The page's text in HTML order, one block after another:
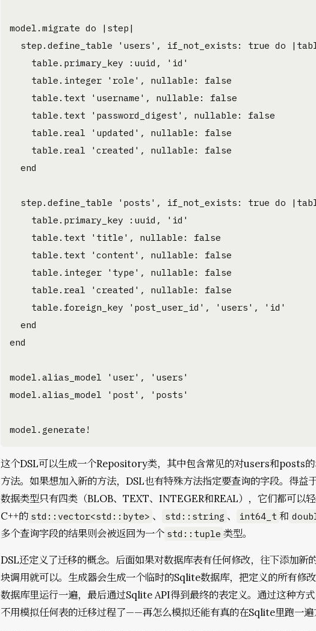
model.migrate do |step|
step.define_table 'users', if_not_exists: true do
    table.primary_key :uuid, 'id'
    table.integer 'role', nullable: false
    table.text 'username', nullable: false
    table.text 'password_digest', nullable: false
    table.real 'updated', nullable: false
    table.real 'created', nullable: false
  end
step.define_table 'posts', if_not_exists: true do
    table.primary_key :uuid, 'id'
    table.text 'title', nullable: false
    table.text 'content', nullable: false
    table.integer 'type', nullable: false
    table.real 'created', nullable: false
    table.foreign_key 'post_user_id', 'users', 'id'
  end
end
model.alias_model 'user', 'users'
model.alias_model 'post', 'posts'
model.generate!
这个DSL可以生成一个Repository类，其中包含常见的对users和posts
方法。如果想加入新的方法，DSL也有特殊方法指定要查询的字段。得益
数据类型只有四类（BLOB、TEXT、INTEGER和REAL），它们都可以
C++的 std::vector<std::byte> 、 std::string 、 int64_t 和
多个查询字段的结果则会被返回为一个 std::tuple 类型。
DSL还定义了迁移的概念。后面如果对数据库表有任何修改，往下添加新
块调用就可以。生成器会生成一个临时的Sqlite数据库，把定义的所有修
数据库里运行一遍，最后通过Sqlite API得到最终的表定义。通过这种方
不用模拟任何表的迁移过程了——再怎么模拟还能有真的在Sqlite里跑一遍